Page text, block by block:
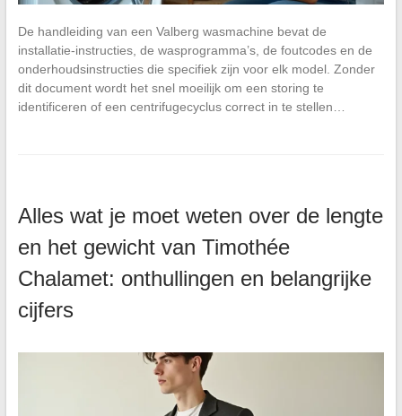
De handleiding van een Valberg wasmachine bevat de
installatie-instructies, de wasprogramma’s, de foutcodes en de
onderhoudsinstructies die specifiek zijn voor elk model. Zonder
dit document wordt het snel moeilijk om een storing te
identificeren of een centrifugecyclus correct in te stellen…
Alles wat je moet weten over de lengte
en het gewicht van Timothée
Chalamet: onthullingen en belangrijke
cijfers